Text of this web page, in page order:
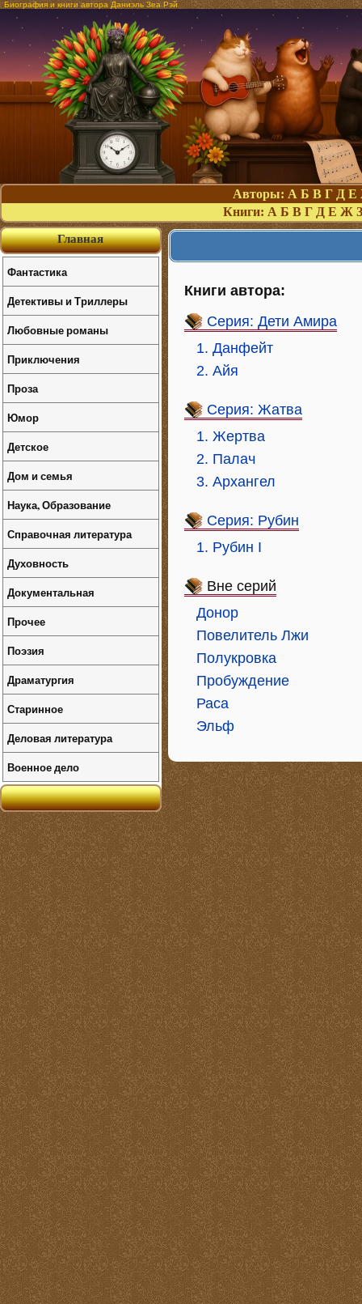
Биография и книги автора Даниэль Зеа Рэй
Авторы: А Б В Г Д Е
Книги: А Б В Г Д Е Ж З
Книги автора:
Серия: Дети Амира
1. Данфейт
2. Айя
Серия: Жатва
1. Жертва
2. Палач
3. Архангел
Серия: Рубин
1. Рубин I
Вне серий
Донор
Повелитель Лжи
Полукровка
Пробуждение
Раса
Эльф
Главная
Фантастика
Детективы и Триллеры
Любовные романы
Приключения
Проза
Юмор
Детское
Дом и семья
Наука, Образование
Справочная литература
Духовность
Документальная
Прочее
Поэзия
Драматургия
Старинное
Деловая литература
Военное дело